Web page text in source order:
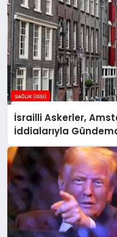
İsrailli Askerler,
İddialarıyla